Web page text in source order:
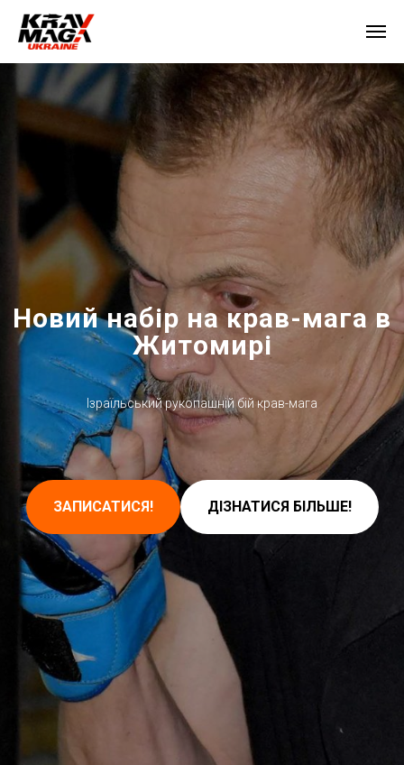
Новий набір на крав-мага в
Житомирі
Ізраїльський рукопашній бій крав-мага
ЗАПИСАТИСЯ! ДІЗНАТИСЯ БІЛЬШЕ!